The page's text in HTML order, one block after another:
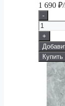
1 690
-
+